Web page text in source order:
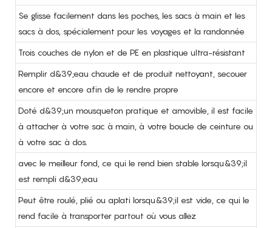
Se glisse facilement dans les poches, les sacs à main et les
sacs à dos, spécialement pour les voyages et la randonnée
Trois couches de nylon et de PE en plastique ultra-résistant
Remplir d&39;eau chaude et de produit nettoyant, secouer
encore et encore afin de le rendre propre
Doté d&39;un mousqueton pratique et amovible, il est facile
à attacher à votre sac à main, à votre boucle de ceinture ou
à votre sac à dos.
avec le meilleur fond, ce qui le rend bien stable lorsqu&39;il
est rempli d&39;eau
Peut être roulé, plié ou aplati lorsqu&39;il est vide, ce qui le
rend facile à transporter partout où vous allez